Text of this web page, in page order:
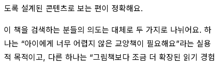
도록 설계된 콘텐츠로 보는 편이 정확해요.
이 책을 검색하는 분들의 의도는 대체로 두 가지로 나뉘어요. 하
나는 “아이에게 너무 어렵지 않은 교양책이 필요해요”라는 실용
적 목적이고, 다른 하나는 “그림책보다 조금 더 확장된 읽기 경험